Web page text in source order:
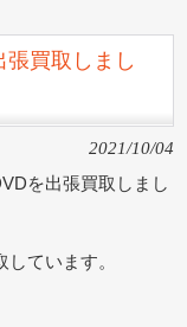
買取しまし
2021/10/04
を出張買取しまし
ています。